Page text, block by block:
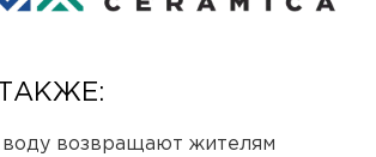
возвращают жителям